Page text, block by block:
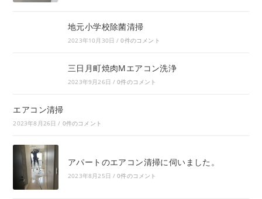
地元小学校除菌清掃
2023年10月30日 / 0件のコメント
三日月町焼肉Mエアコン洗浄
2023年9月26日 / 0件のコメント
エアコン清掃
2023年8月26日 / 0件のコメント
アパートのエアコン清掃に伺いました。
2023年8月25日 / 0件のコメント